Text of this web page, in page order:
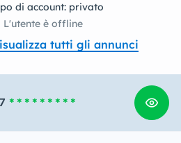
di account: privato
L'utente è offline
tutti gli annunci
* * * * * * * * *